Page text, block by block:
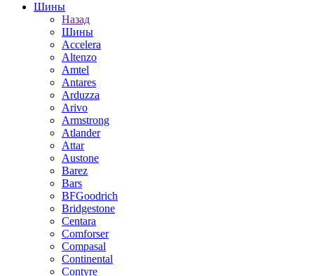
Шины
Назад
Шины
Accelera
Altenzo
Amtel
Antares
Arduzza
Arivo
Armstrong
Atlander
Attar
Austone
Barez
Bars
BFGoodrich
Bridgestone
Centara
Comforser
Compasal
Continental
Contyre